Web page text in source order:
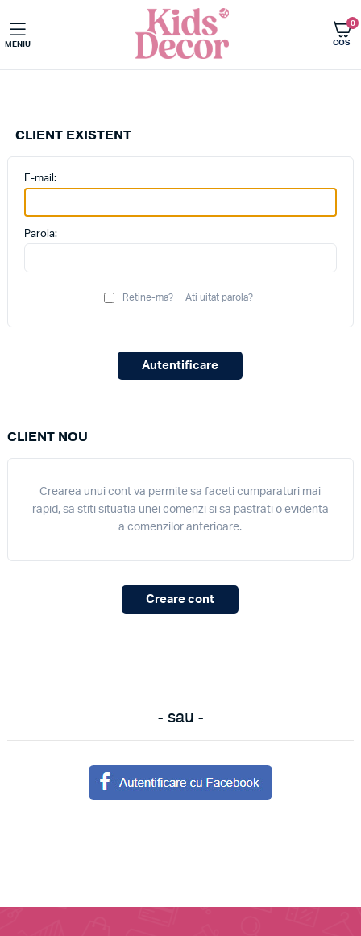
MENIU COS
0
CLIENT NOU
Crearea unui cont va permite sa faceti cumparaturi mai
rapid, sa stiti situatia unei comenzi si sa pastrati o evidenta
a comenzilor anterioare.
Creare cont
CLIENT EXISTENT
E-mail:
Parola:
Retine-ma? Ati uitat parola?
Autentificare
- sau -